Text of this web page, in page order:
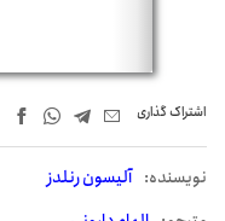
اشتراک‌ گذاری
نويسنده: آلیسون رنلدز